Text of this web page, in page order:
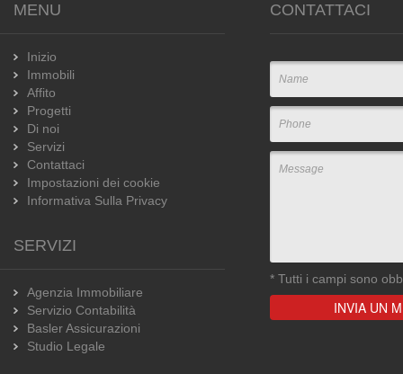
MENU
Inizio
Immobili
Affito
Progetti
Di noi
Servizi
Contattaci
Impostazioni dei cookie
Informativa Sulla Privacy
SERVIZI
Agenzia Immobiliare
Servizio Contabilità
Basler Assicurazioni
Studio Legale
CONTATTACI
* Tutti i campi sono